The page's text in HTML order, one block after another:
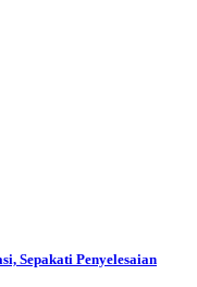
Sepakati Penyelesaian